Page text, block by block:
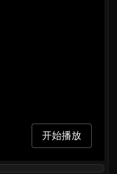
开始播放